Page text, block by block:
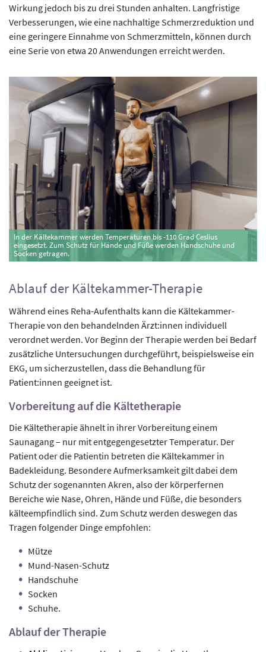
Wirkung jedoch bis zu drei Stunden anhalten. Langfristige
Verbesserungen, wie eine nachhaltige Schmerzreduktion und
eine geringere Einnahme von Schmerzmitteln, können durch
eine Serie von etwa 20 Anwendungen erreicht werden.
In der Kältekammer werden Temperaturen bis -110 Grad Ceslius
eingesetzt. Zum Schutz für Hände und Füße werden Handschuhe und
Socken getragen.
Ablauf der Kältekammer-Therapie
Während eines Reha-Aufenthalts kann die Kältekammer-
Therapie von den behandelnden Ärzt:innen individuell
verordnet werden. Vor Beginn der Therapie werden bei Bedarf
zusätzliche Untersuchungen durchgeführt, beispielsweise ein
EKG, um sicherzustellen, dass die Behandlung für
Patient:innen geeignet ist.
Vorbereitung auf die Kältetherapie
Die Kältetherapie ähnelt in ihrer Vorbereitung einem
Saunagang – nur mit entgegengesetzter Temperatur. Der
Patient oder die Patientin betreten die Kältekammer in
Badekleidung. Besondere Aufmerksamkeit gilt dabei dem
Schutz der sogenannten Akren, also der körperfernen
Bereiche wie Nase, Ohren, Hände und Füße, die besonders
kälteempfindlich sind. Zum Schutz werden deswegen das
Tragen folgender Dinge empfohlen:
Mütze
Mund-Nasen-Schutz
Handschuhe
Socken
Schuhe.
Ablauf der Therapie